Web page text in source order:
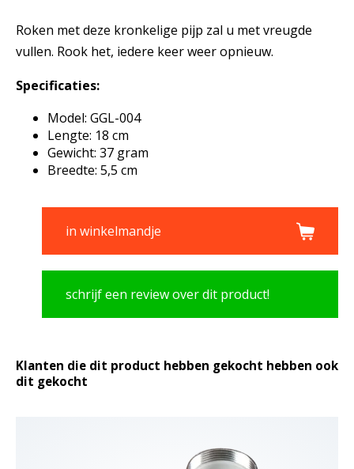
Roken met deze kronkelige pijp zal u met vreugde
vullen. Rook het, iedere keer weer opnieuw.
Specificaties:
Model: GGL-004
Lengte: 18 cm
Gewicht: 37 gram
Breedte: 5,5 cm
in winkelmandje
schrijf een review over dit product!
Klanten die dit product hebben gekocht hebben ook
dit gekocht